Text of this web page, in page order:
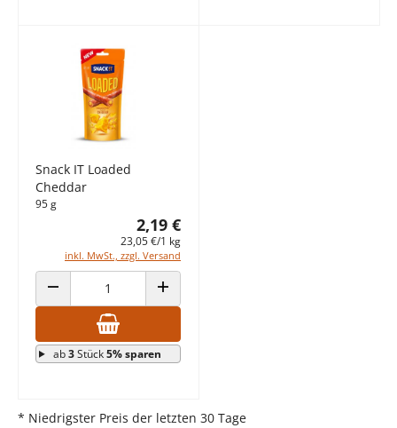
Snack IT Loaded
Cheddar
95 g
2,19 €
23,05 €/1 kg
inkl. MwSt., zzgl. Versand
ANZAHL VERRINGERN ANZAHL ERHÖHEN
ab3Stück5% sparen
* Niedrigster Preis der letzten 30 Tage